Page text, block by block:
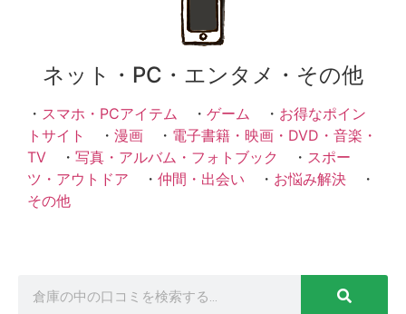
ネット・PC・エンタメ・その他
・ スマホ・PCアイテム ・ ゲーム ・ お得なポイン
トサイト
・ 漫画 ・ 電子書籍・映画・DVD・音楽・
TV ・ 写真・アルバム・フォトブック ・ スポー
ツ・アウトドア ・ 仲間・出会い ・ お悩み解決 ・
その他